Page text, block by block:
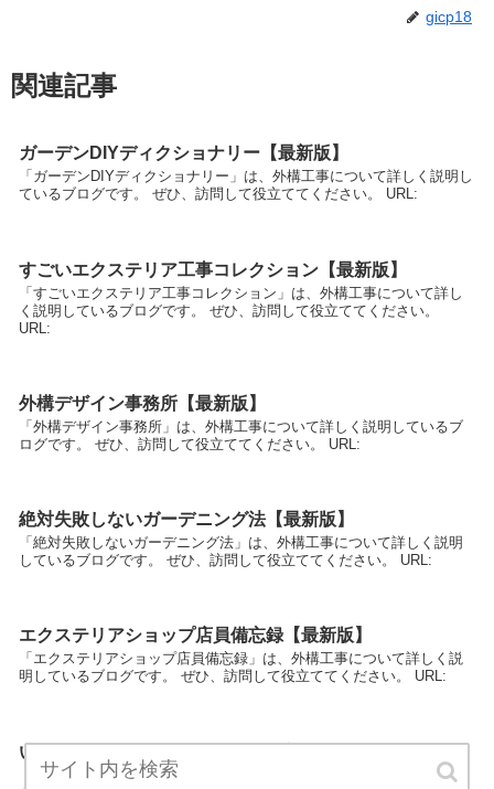
gicp18
関連記事
ガーデンDIYディクショナリー【最新版】
「ガーデンDIYディクショナリー」は、外構工事について詳しく説明し
ているブログです。 ぜひ、訪問して役立ててください。 URL:
すごいエクステリア工事コレクション【最新版】
「すごいエクステリア工事コレクション」は、外構工事について詳し
く説明しているブログです。 ぜひ、訪問して役立ててください。
URL:
外構デザイン事務所【最新版】
「外構デザイン事務所」は、外構工事について詳しく説明しているブ
ログです。 ぜひ、訪問して役立ててください。 URL:
絶対失敗しないガーデニング法【最新版】
「絶対失敗しないガーデニング法」は、外構工事について詳しく説明
しているブログです。 ぜひ、訪問して役立ててください。 URL:
エクステリアショップ店員備忘録【最新版】
「エクステリアショップ店員備忘録」は、外構工事について詳しく説
明しているブログです。 ぜひ、訪問して役立ててください。 URL:
いいエクステリアってナニ？【最新版】
「いいエクステリアってナニ？」は、外構工事について詳しく説明し